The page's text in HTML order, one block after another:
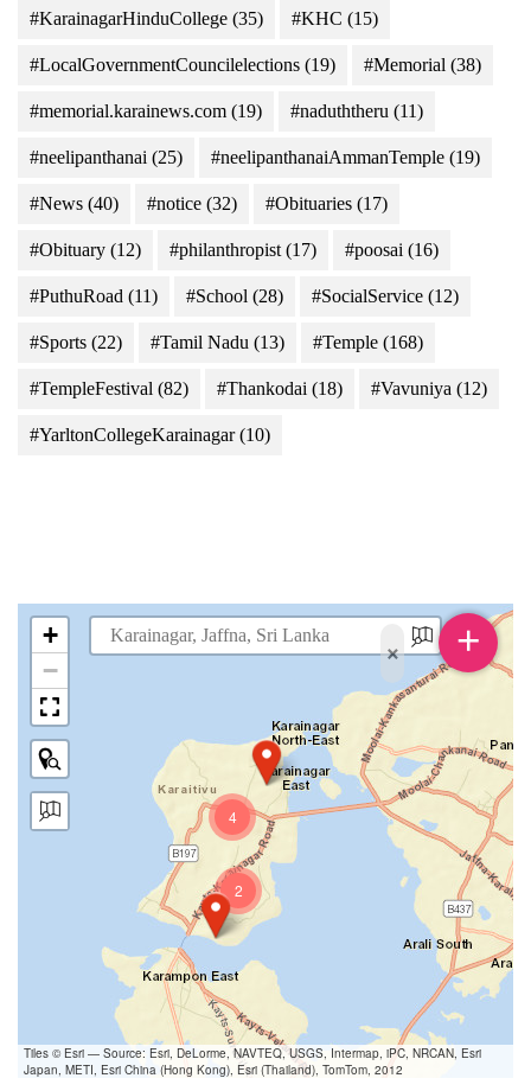
#KarainagarHinduCollege (35) #KHC (15)
#LocalGovernmentCouncilelections (19) #Memorial (38)
#memorial.karainews.com (19) #naduththeru (11)
#neelipanthanai (25) #neelipanthanaiAmmanTemple (19)
#News (40) #notice (32) #Obituaries (17)
#Obituary (12) #philanthropist (17) #poosai (16)
#PuthuRoad (11) #School (28) #SocialService (12)
#Sports (22) #Tamil Nadu (13) #Temple (168)
#TempleFestival (82) #Thankodai (18) #Vavuniya (12)
#YarltonCollegeKarainagar(10)
4
2
+
−
Tiles © Esri — Source: Esri, DeLorme, NAVTEQ, USGS, Intermap, iPC, NRCAN, Esri
Japan, METI, Esri China (Hong Kong), Esri (Thailand), TomTom, 2012
× +